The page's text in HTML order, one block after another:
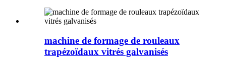
machine de formage de rouleaux
trapézoïdaux vitrés galvanisés